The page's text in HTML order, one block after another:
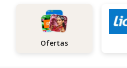
Ofertas